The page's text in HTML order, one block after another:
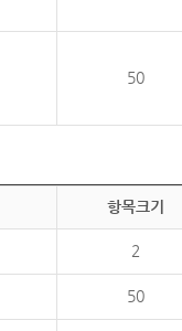
50
항목크기
2
50